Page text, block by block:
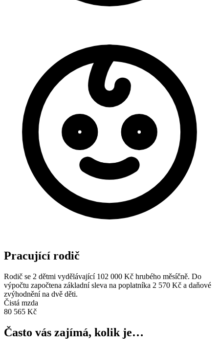
Pracující rodič
Rodič se 2 dětmi vydělávající 102 000 Kč hrubého měsíčně. Do
výpočtu započtena základní sleva na poplatníka 2 570 Kč a daňové
zvýhodnění na dvě děti.
Čistá mzda
80 565 Kč
Často vás zajímá, kolik je…